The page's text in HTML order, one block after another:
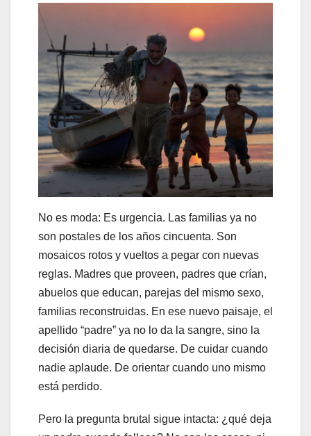
No es moda: Es urgencia. Las familias ya no
son postales de los años cincuenta. Son
mosaicos rotos y vueltos a pegar con nuevas
reglas. Madres que proveen, padres que crían,
abuelos que educan, parejas del mismo sexo,
familias reconstruidas. En ese nuevo paisaje, el
apellido “padre” ya no lo da la sangre, sino la
decisión diaria de quedarse. De cuidar cuando
nadie aplaude. De orientar cuando uno mismo
está perdido.
Pero la pregunta brutal sigue intacta: ¿qué deja